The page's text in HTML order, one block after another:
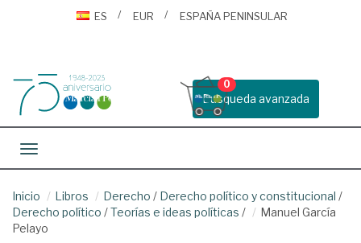
ES
EUR ESPAÑA PENINSULAR
Busqueda avanzada
0
Toggle navigation
Inicio Libros Derecho / Derecho político y constitucional /
Derecho político /Teorías e ideas políticas /
Manuel García
Pelayo